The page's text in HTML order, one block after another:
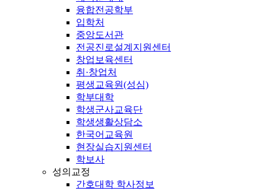
융합전공학부
입학처
중앙도서관
전공진로설계지원센터
창업보육센터
취·창업처
평생교육원(성심)
학부대학
학생군사교육단
학생생활상담소
한국어교육원
현장실습지원센터
학보사
성의교정
간호대학 학사정보